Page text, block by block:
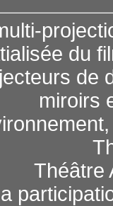
du
de
miroirs
Théâtre